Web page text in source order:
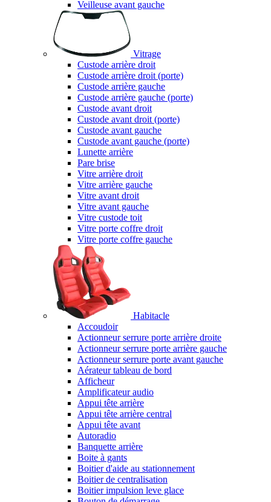
Veilleuse avant gauche
Vitrage
Custode arrière droit
Custode arrière droit (porte)
Custode arrière gauche
Custode arrière gauche (porte)
Custode avant droit
Custode avant droit (porte)
Custode avant gauche
Custode avant gauche (porte)
Lunette arrière
Pare brise
Vitre arrière droit
Vitre arrière gauche
Vitre avant droit
Vitre avant gauche
Vitre custode toit
Vitre porte coffre droit
Vitre porte coffre gauche
Habitacle
Accoudoir
Actionneur serrure porte arrière droite
Actionneur serrure porte arrière gauche
Actionneur serrure porte avant gauche
Aérateur tableau de bord
Afficheur
Amplificateur audio
Appui tête arrière
Appui tête arrière central
Appui tête avant
Autoradio
Banquette arrière
Boite à gants
Boitier d'aide au stationnement
Boitier de centralisation
Boitier impulsion leve glace